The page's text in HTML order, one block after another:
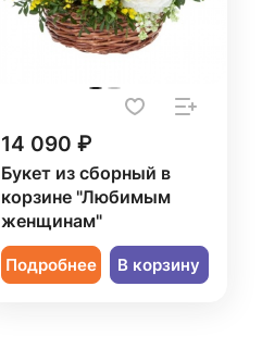
14 090 ₽
Букет из сборный в
корзине "Любимым
женщинам"
Подробнее В корзину